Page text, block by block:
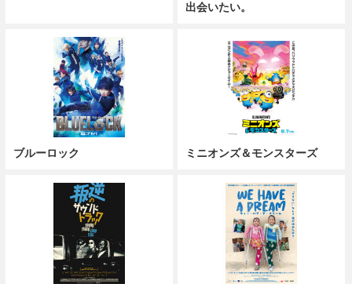
出会いたい。
ブルーロック ミニオンズ＆モンスターズ